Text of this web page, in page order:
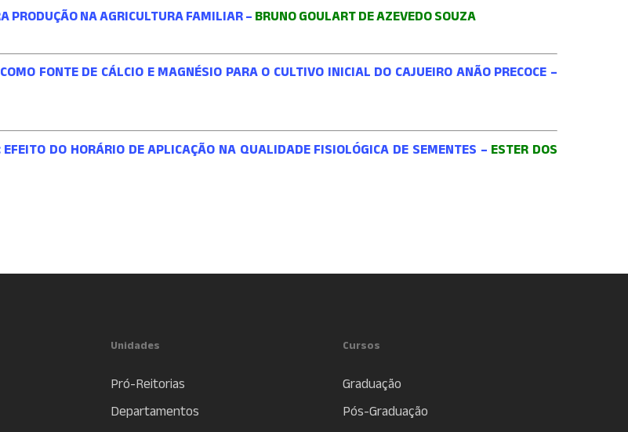
PRODUÇÃO NA AGRICULTURA FAMILIAR – BRUNO GOULART DE AZEVEDO SOUZA
FONTE DE CÁLCIO E MAGNÉSIO PARA O CULTIVO INICIAL DO CAJUEIRO ANÃO PRECOCE –
DO HORÁRIO DE APLICAÇÃO NA QUALIDADE FISIOLÓGICA DE SEMENTES – ESTER DOS
Unidades
Pró-Reitorias
Departamentos
Cursos
Graduação
Pós-Graduação